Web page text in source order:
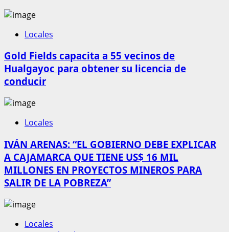
Locales
Gold Fields capacita a 55 vecinos de
Hualgayoc para obtener su licencia de
conducir
Locales
IVÁN ARENAS: “EL GOBIERNO DEBE EXPLICAR
A CAJAMARCA QUE TIENE US$ 16 MIL
MILLONES EN PROYECTOS MINEROS PARA
SALIR DE LA POBREZA”
Locales